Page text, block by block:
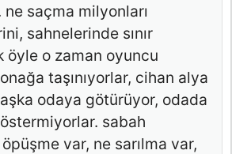
saçma milyonları
sahnelerinde sınır
öyle o zaman oyuncu
taşınıyorlar, cihan alya
odaya götürüyor, odada
sabah
var, ne sarılma var,